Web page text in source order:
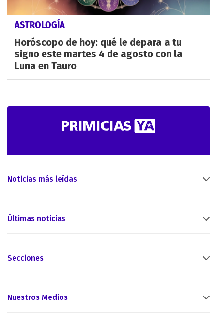
ASTROLOGÍA
Horóscopo de hoy: qué le depara a tu
signo este martes 4 de agosto con la
Luna en Tauro
Noticias más leídas
Últimas noticias
Secciones
Nuestros Medios